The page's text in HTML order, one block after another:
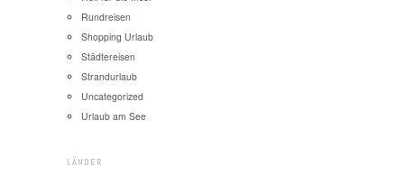
Rundreisen
Shopping Urlaub
Städtereisen
Strandurlaub
Uncategorized
Urlaub am See
LÄNDER